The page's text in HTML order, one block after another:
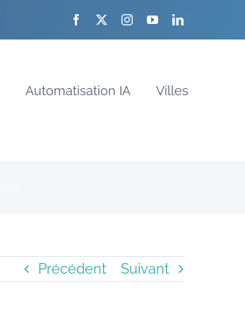
Automatisation IA
Villes
Précédent Suivant